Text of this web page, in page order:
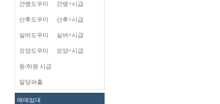
간병도우미 간병+시급
산후도우미 산후+시급
실버도우미 실버+시급
요양도우미 요양+시급
등/하원 시급
일당파출
매매임대